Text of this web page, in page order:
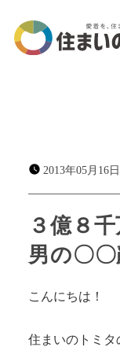
2013年05月16日
３億８
男の〇
こんにちは！
住まいのトミタ